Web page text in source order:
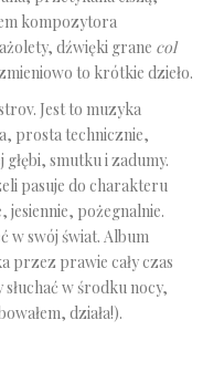
kompozytora
dźwięki grane col
to krótkie dzieło.
Jest to muzyka
prosta technicznie,
głębi, smutku i zadumy.
pasuje do charakteru
pożegnalnie.
w swój świat. Album
przez prawie cały czas
w środku nocy,
działa!).